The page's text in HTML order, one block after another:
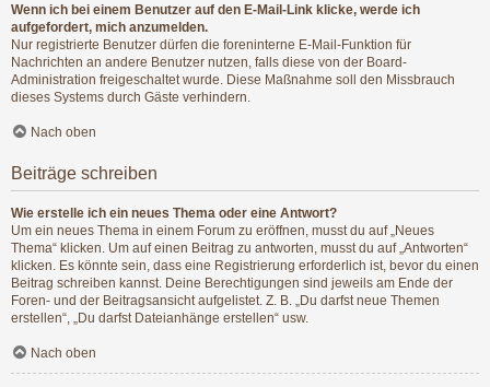
Wenn ich bei einem Benutzer auf den E-Mail-Link klicke, werde ich
aufgefordert, mich anzumelden.
Nur registrierte Benutzer dürfen die foreninterne E-Mail-Funktion für
Nachrichten an andere Benutzer nutzen, falls diese von der Board-
Administration freigeschaltet wurde. Diese Maßnahme soll den Missbrauch
dieses Systems durch Gäste verhindern.
Nach oben
Beiträge schreiben
Wie erstelle ich ein neues Thema oder eine Antwort?
Um ein neues Thema in einem Forum zu eröffnen, musst du auf „Neues
Thema“ klicken. Um auf einen Beitrag zu antworten, musst du auf „Antworten“
klicken. Es könnte sein, dass eine Registrierung erforderlich ist, bevor du einen
Beitrag schreiben kannst. Deine Berechtigungen sind jeweils am Ende der
Foren- und der Beitragsansicht aufgelistet. Z. B. „Du darfst neue Themen
erstellen“, „Du darfst Dateianhänge erstellen“ usw.
Nach oben